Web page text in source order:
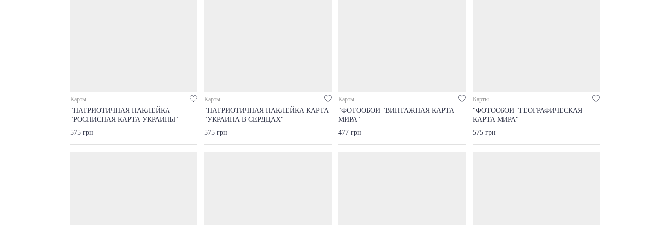
Карты
"ПАТРИОТИЧНАЯ НАКЛЕЙКА
"РОСПИСНАЯ КАРТА УКРАИНЫ"
575 грн
Карты
"ПАТРИОТИЧНАЯ НАКЛЕЙКА КАРТА
"УКРАИНА В СЕРДЦАХ"
575 грн
Карты
"ФОТООБОИ "ВИНТАЖНАЯ КАРТА
МИРА"
477 грн
Карты
"ФОТООБОИ "ГЕОГРАФИЧЕСКАЯ
КАРТА МИРА"
575 грн